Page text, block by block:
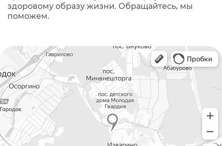
здоровому образу жизни. Обращайтесь, мы
поможем.